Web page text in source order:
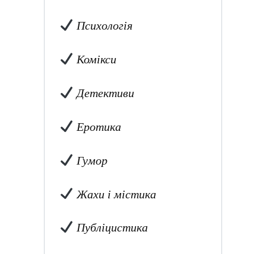
Психологія
Комікси
Детективи
Еротика
Гумор
Жахи і містика
Публіцистика